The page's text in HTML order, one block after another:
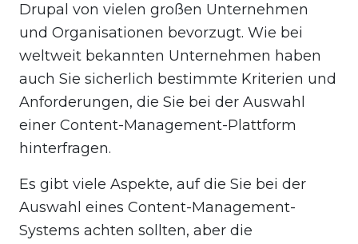
Drupal von vielen großen Unternehmen
und Organisationen bevorzugt. Wie bei
weltweit bekannten Unternehmen haben
auch Sie sicherlich bestimmte Kriterien und
Anforderungen, die Sie bei der Auswahl
einer Content-Management-Plattform
hinterfragen.
Es gibt viele Aspekte, auf die Sie bei der
Auswahl eines Content-Management-
Systems achten sollten, aber die